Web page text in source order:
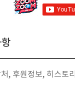
, 후원정보, 히스토리